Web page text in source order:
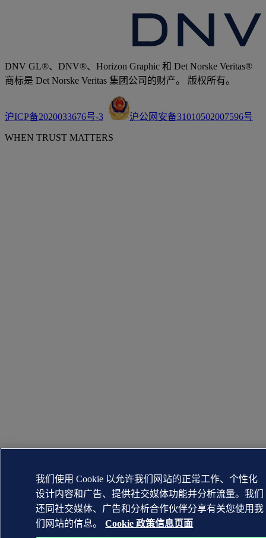
DNV GL®、DNV®、Horizon Graphic 和 Det Norske Veritas®
商标是 Det Norske Veritas 集团公司的财产。 版权所有。
沪ICP备2020033676号-3 沪公网安备31010502007596号
WHEN TRUST MATTERS
我们使用 Cookie 以允许我们网站的正常工作、个性化
设计内容和广告、提供社交媒体功能并分析流量。我们
还同社交媒体、广告和分析合作伙伴分享有关您使用我
们网站的信息。
Cookie 政策信息页面